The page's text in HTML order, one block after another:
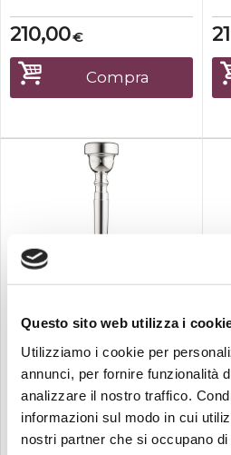
Questo sito web utilizza i
Utilizziamo i cookie per
annunci, per fornire funzionalità
analizzare il nostro traffico.
informazioni sul modo in cui
nostri partner che si occupano di
polistrumentista J.Morrison.
Ha una innovativa soluzione
di attutire le vibrazioni sulle
frequenze acute, inserendo
dell'acqua nella apposita
camera tra il bord...
€
210,00
Compra
Su richiesta
Bach
per tr...
BACH 3C CUSTOM
BOCCHINO PER
TROMBACaratteristiche: -
Marchio: Bach-Adatto per
tromba in sib -Modello:
-Penna:24-Misura 3C